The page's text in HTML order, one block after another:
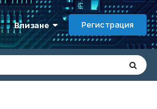
Влизане Регистрация